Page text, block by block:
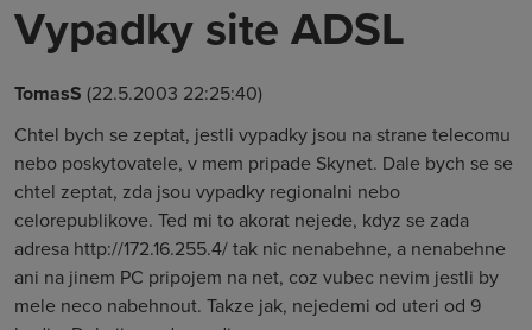
Vypadky site ADSL
TomasS (22.5.2003 22:25:40)
Chtel bych se zeptat, jestli vypadky jsou na strane telecomu
nebo poskytovatele, v mem pripade Skynet. Dale bych se se
chtel zeptat, zda jsou vypadky regionalni nebo
celorepublikove. Ted mi to akorat nejede, kdyz se zada
adresa http://172.16.255.4/ tak nic nenabehne, a nenabehne
ani na jinem PC pripojem na net, coz vubec nevim jestli by
mele neco nabehnout. Takze jak, nejedemi od uteri od 9